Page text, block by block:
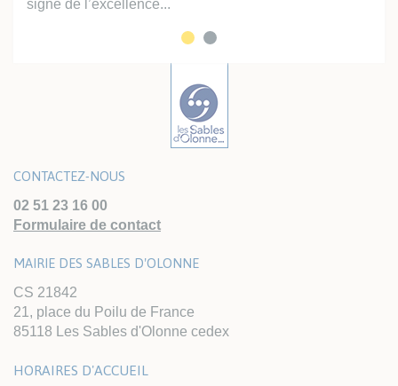
signe de l’excellence...
CONTACTEZ-NOUS
02 51 23 16 00
Formulaire de contact
MAIRIE DES SABLES D'OLONNE
CS 21842
21, place du Poilu de France
85118 Les Sables d'Olonne cedex
HORAIRES D'ACCUEIL